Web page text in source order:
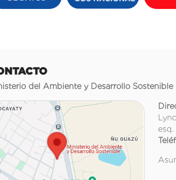
del Ambiente y Desarrollo Sostenible